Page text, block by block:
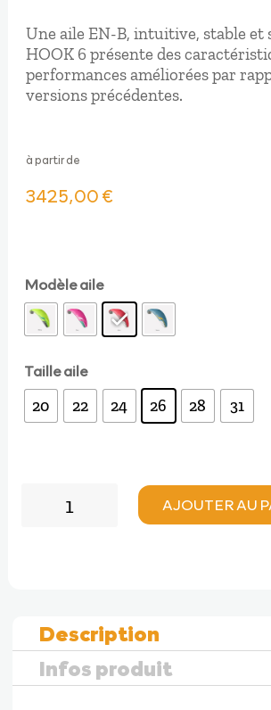
Une aile EN-B, intuitive, stable et
HOOK 6 présente des
performances améliorées par
versions précédentes.
à partir de
3425,00€
Modèle aile
Taille aile
20 22 24 26 28 31
AJOUTER AU
Description
Infos produit